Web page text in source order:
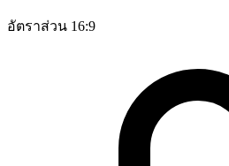
อัตราส่วน 16:9